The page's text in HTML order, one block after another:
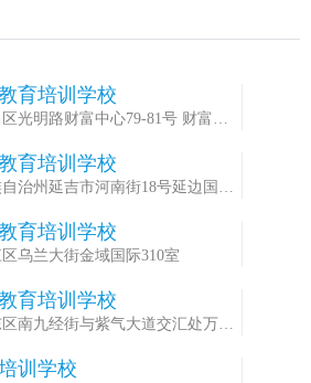
育培训学校
光明路财富中心79-81号 财富大
育培训学校
治州延吉市河南街18号延边国际
育培训学校
乌兰大街金域国际310室
育培训学校
南九经街与紫气大道交汇处万达
训学校